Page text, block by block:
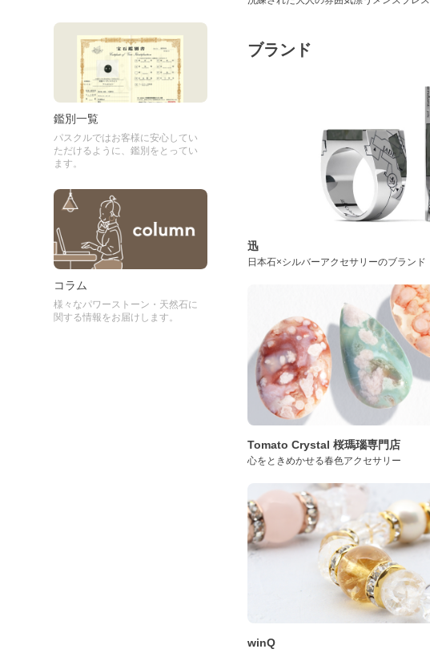
鑑別一覧
パスクルではお客様に安心してい
ただけるように、鑑別をとってい
ます。
コラム
様々なパワーストーン・天然石に
関する情報をお届けします。
ブランド
迅
日本石×シルバーアクセサリーのブランド
Tomato Crystal 桜瑪瑙専門店
心をときめかせる春色アクセサリー
winQ